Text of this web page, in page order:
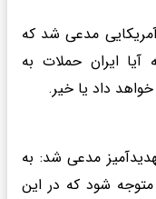
مدعی شد که
ایران حملات به
داد یا خیر.
مدعی شد: به
شود که در این